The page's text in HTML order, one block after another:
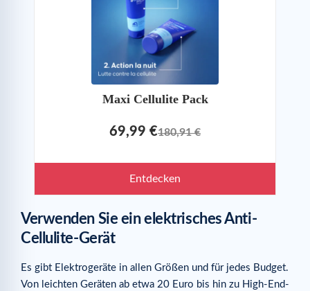
Maxi Cellulite Pack
69,99 €180,91 €
Entdecken
Verwenden Sie ein elektrisches Anti-
Cellulite-Gerät
Es gibt Elektrogeräte in allen Größen und für jedes Budget.
Von leichten Geräten ab etwa 20 Euro bis hin zu High-End-